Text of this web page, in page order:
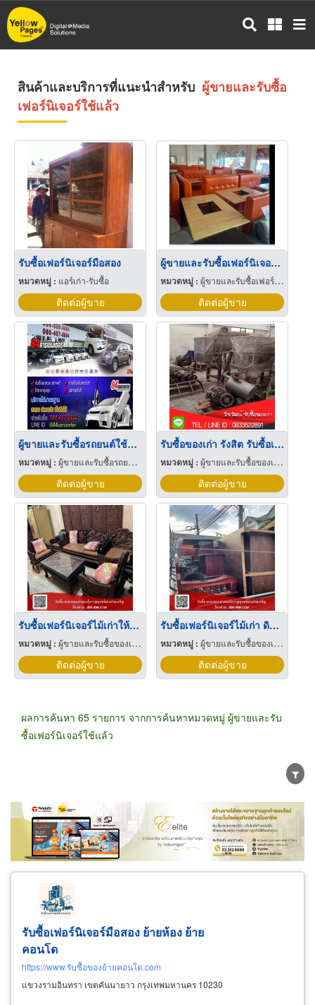
ข้าม
ไป
สินค้าและบริการที่แนะนำสำหรับ ผู้ขายและรับซื้อ
เฟอร์นิเจอร์ใช้แล้ว
รับซื้อเฟอร์นิเจอร์มือสอง
หมวดหมู่ : แอร์เก่า-รับซื้อ
ติดต่อผู้ขาย
ผู้ขายและรับซื้อเฟอร์นิเจอร์มือสอง
หมวดหมู่ :ผู้ขายและรับซื้อเฟอร์นิเจอร์ใช้แล้ว
ติดต่อผู้ขาย
ผู้ขายและรับซื้อรถยนต์ใช้แล้ว เต็นท์รถมือสอง ขายรถยนต์มือสอง
หมวดหมู่ : ผู้ขายและรับซื้อรถยนต์ใช้แล้ว
ติดต่อผู้ขาย
รับซื้อของเก่า รังสิต รับซื้อเครื่องจักรเก่าให้ราคาสูง
หมวดหมู่ :ผู้ขายและรับซื้อของเก่าและเศษเหล็ก
ติดต่อผู้ขาย
รับซื้อเฟอร์นิเจอร์ไม้เก่าให้ราคาสูง
หมวดหมู่ : ผู้ขายและรับซื้อของเก่าและเศษเหล็ก
ติดต่อผู้ขาย
รับซื้อเฟอร์นิเจอร์ไม้เก่า ดินแดง กทม.
หมวดหมู่ :ผู้ขายและรับซื้อของเก่าและเศษเหล็ก
ติดต่อผู้ขาย
ผลการค้นหา 65 รายการ จากการค้นหาหมวดหมู่ ผู้ขายและรับ
ซื้อเฟอร์นิเจอร์ใช้แล้ว
ขายส่ง ขายปลีก ผู้ผลิต
ตัวแทนจัดจำหน่าย
ผู้ส่งออก/นำเข้า
ธุรกิจบริการ
รับซื้อเฟอร์นิเจอร์มือสอง ย้ายห้อง ย้าย
คอนโด
https://www.รับซื้อของย้ายคอนโด.com
แขวงรามอินทรา เขตคันนายาว กรุงเทพมหานคร 10230